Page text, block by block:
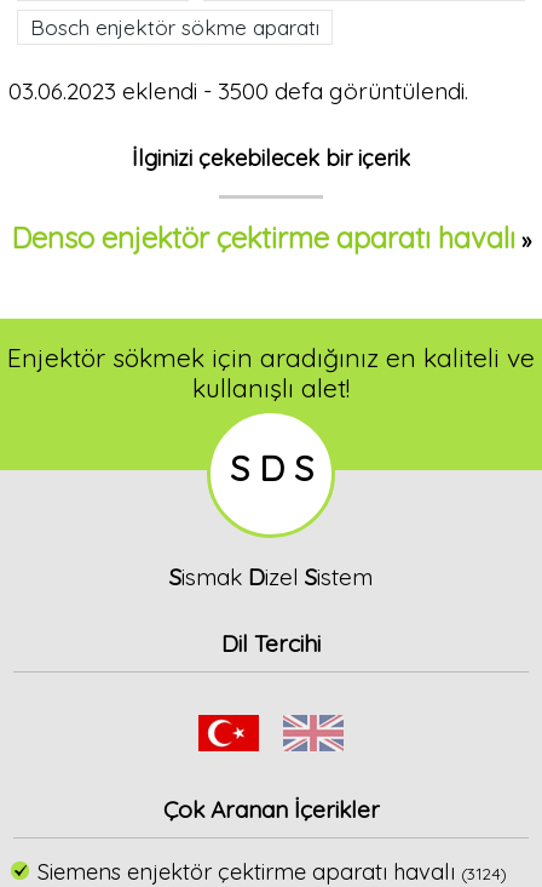
Bosch enjektör sökme aparatı
03.06.2023 eklendi - 3500 defa görüntülendi.
İlginizi çekebilecek bir içerik
Denso enjektör çektirme aparatı havalı »
Enjektör sökmek için aradığınız en kaliteli ve
kullanışlı alet!
S D S
Sismak Dizel Sistem
Dil Tercihi
Çok Aranan İçerikler
Siemens enjektör çektirme aparatı havalı (3124)